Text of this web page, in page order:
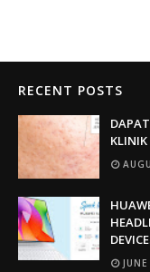
RECENT POSTS